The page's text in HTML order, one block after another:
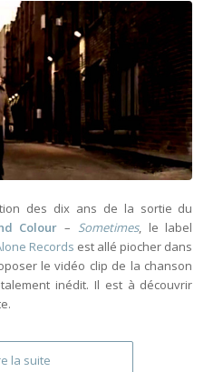
des dix ans de la sortie du
Colour – Sometimes, le label
Records est allé piocher dans
le vidéo clip de la chanson
inédit. Il est à découvrir
la suite